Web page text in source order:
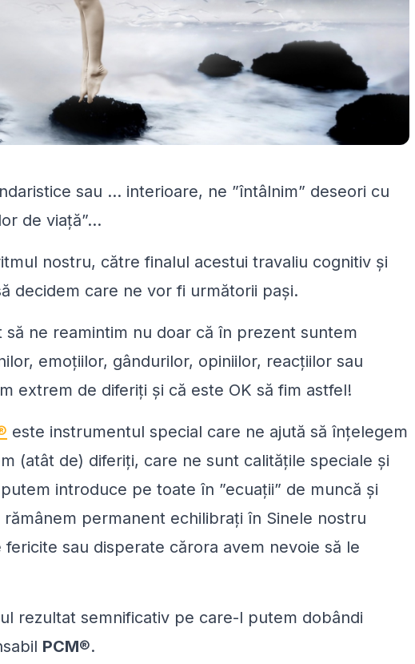
sau ... interioare, ne ”întâlnim” deseori cu
de viață”...
nostru, către finalul acestui travaliu cognitiv și
decidem care ne vor fi următorii pași.
ne reamintim nu doar că în prezent suntem
emoțiilor, gândurilor, opiniilor, reacțiilor sau
extrem de diferiți și că este OK să fim astfel!
este instrumentul special care ne ajută să înțelegem
(atât de) diferiți, care ne sunt calitățile speciale și
introduce pe toate în ”ecuații” de muncă și
permanent echilibrați în Sinele nostru
sau disperate cărora avem nevoie să le
rezultat semnificativ pe care-l putem dobândi
PCM®.